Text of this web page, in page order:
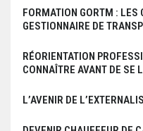
e
FORMATION GORTM : LES
GESTIONNAIRE DE
RÉORIENTATION
CONNAÎTRE AVANT DE SE
L’AVENIR DE